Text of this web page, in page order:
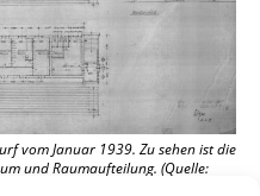
vom Januar 1939. Zu sehen ist die
und Raumaufteilung. (Quelle: